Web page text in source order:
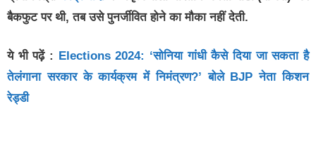
बैकफुट पर थी, तब उसे पुनर्जीवित होने का मौका नहीं देती.
ये भी पढ़ें :
Elections 2024: ‘सोनिया गांधी कैसे दिया जा सकता है
तेलंगाना सरकार के कार्यक्रम में निमंत्रण?’ बोले BJP नेता किशन
रेड्डी